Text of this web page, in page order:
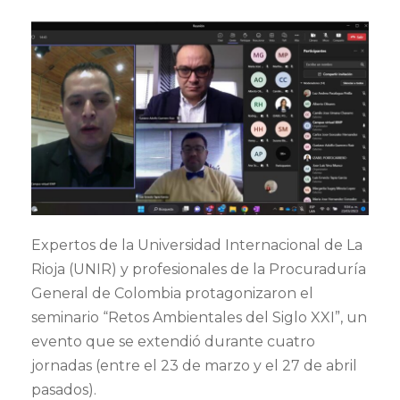
Expertos de la Universidad Internacional de La
Rioja (UNIR) y profesionales de la Procuraduría
General de Colombia protagonizaron el
seminario “Retos Ambientales del Siglo XXI”, un
evento que se extendió durante cuatro
jornadas (entre el 23 de marzo y el 27 de abril
pasados).